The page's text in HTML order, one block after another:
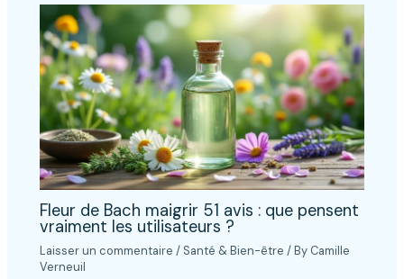
Fleur de Bach maigrir 51 avis : que pensent
vraiment les utilisateurs ?
Laisser un commentaire / Santé & Bien-être / By Camille
Verneuil